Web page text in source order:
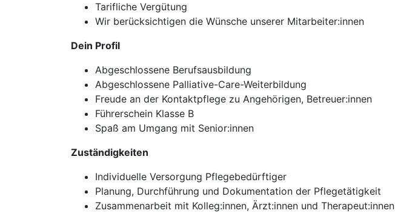
Tarifliche Vergütung
Wir berücksichtigen die Wünsche unserer Mitarbeiter:innen
Dein Profil
Abgeschlossene Berufsausbildung
Abgeschlossene Palliative-Care-Weiterbildung
Freude an der Kontaktpflege zu Angehörigen, Betreuer:innen
Führerschein Klasse B
Spaß am Umgang mit Senior:innen
Zuständigkeiten
Individuelle Versorgung Pflegebedürftiger
Planung, Durchführung und Dokumentation der Pflegetätigkeit
Zusammenarbeit mit Kolleg:innen, Ärzt:innen und Therapeut:innen